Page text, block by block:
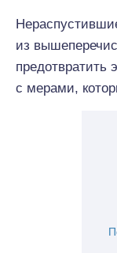
из
предотвратить
с мерами,